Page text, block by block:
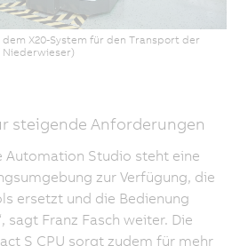
X20-System für den Transport der
Niederwieser)
steigende Anforderungen
Automation Studio steht eine
zur Verfügung, die
ersetzt und die Bedienung
sagt Franz Fasch weiter. Die
S CPU sorgt zudem für mehr